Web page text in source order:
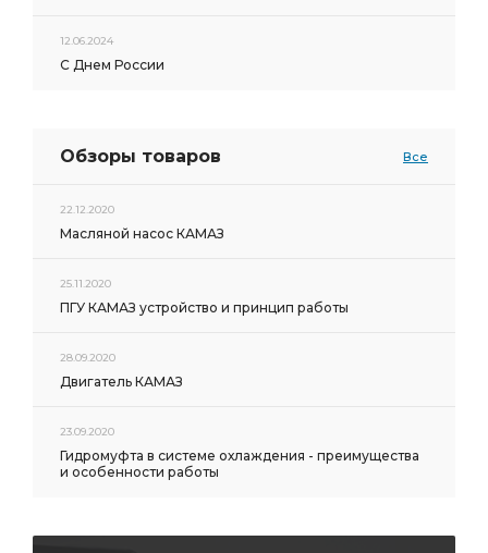
12.06.2024
С Днем России
Обзоры товаров Все
22.12.2020
Масляной насос КАМАЗ
25.11.2020
ПГУ КАМАЗ устройство и принцип работы
28.09.2020
Двигатель КАМАЗ
23.09.2020
Гидромуфта в системе охлаждения - преимущества
и особенности работы